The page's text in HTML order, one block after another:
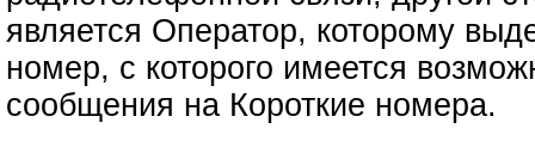
является Оператор, которому
номер, с которого имеется
сообщения на Короткие номера.